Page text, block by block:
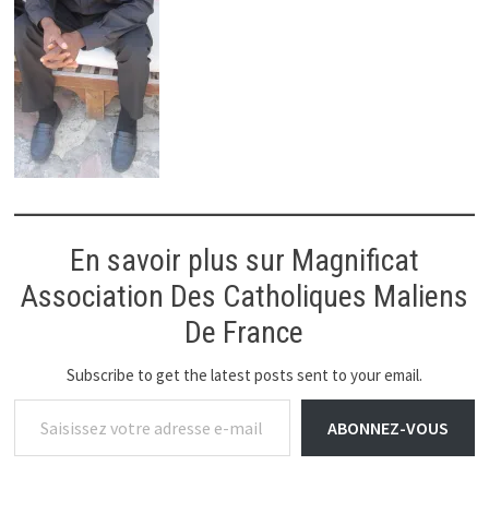
En savoir plus sur Magnificat
Association Des Catholiques Maliens
De France
Subscribe to get the latest posts sent to your email.
Saisissez votre adresse e-mail…
ABONNEZ-VOUS